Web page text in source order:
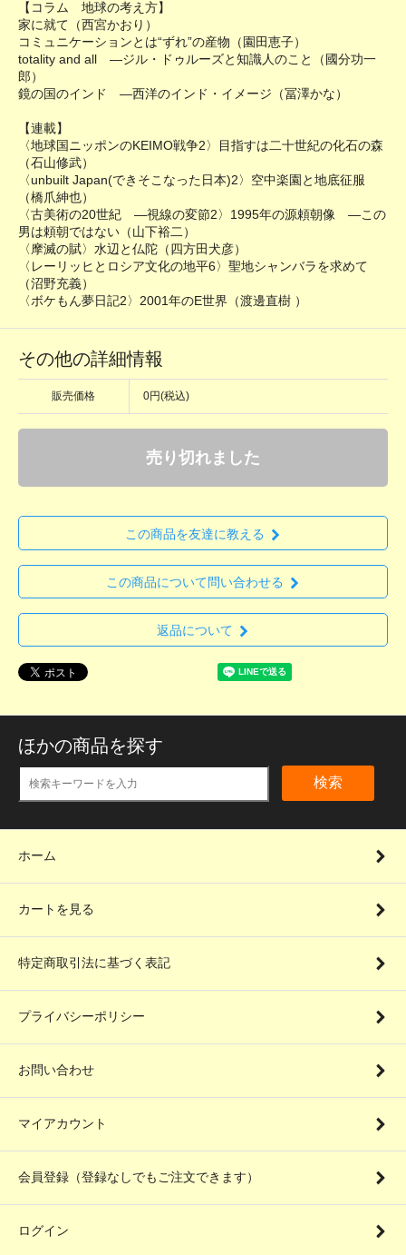
【コラム 地球の考え方】
家に就て（西宮かおり）
コミュニケーションとは“ずれ”の産物（園田恵子）
totality and all ―ジル・ドゥルーズと知識人のこと（國分功一
郎）
鏡の国のインド ―西洋のインド・イメージ（冨澤かな）
【連載】
〈地球国ニッポンのKEIMO戦争2〉目指すは二十世紀の化石の森
（石山修武）
〈unbuilt Japan(できそこなった日本)2〉空中楽園と地底征服
（橋爪紳也）
〈古美術の20世紀 ―視線の変節2〉1995年の源頼朝像 ―この
男は頼朝ではない（山下裕二）
〈摩滅の賦〉水辺と仏陀（四方田犬彦）
〈レーリッヒとロシア文化の地平6〉聖地シャンバラを求めて
（沼野充義）
〈ボケもん夢日記2〉2001年のE世界（渡邊直樹 ）
その他の詳細情報
販売価格 0円(税込)
売り切れました
この商品を友達に教える
この商品について問い合わせる
返品について
ほかの商品を探す
検索
ホーム
カートを見る
特定商取引法に基づく表記
プライバシーポリシー
お問い合わせ
マイアカウント
会員登録（登録なしでもご注文できます）
ログイン